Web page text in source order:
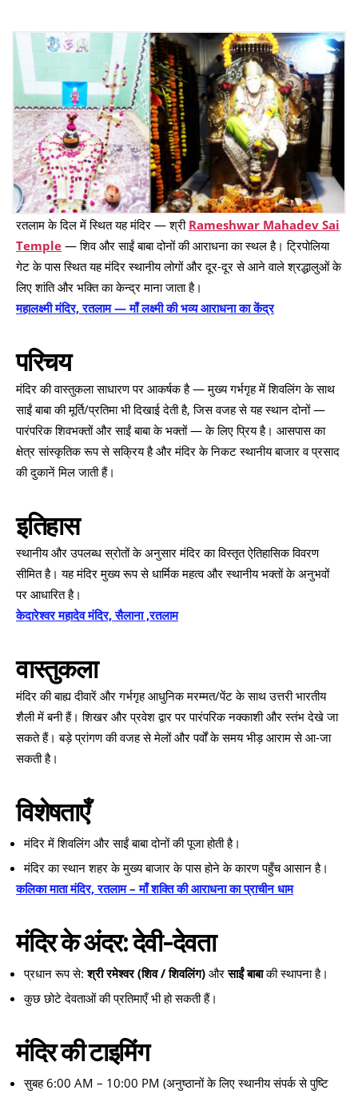
रतलाम के दिल में स्थित यह मंदिर — श्री Rameshwar Mahadev Sai
Temple — शिव और साईं बाबा दोनों की आराधना का स्थल है। ट्रिपोलिया
गेट के पास स्थित यह मंदिर स्थानीय लोगों और दूर-दूर से आने वाले श्रद्धालुओं के
लिए शांति और भक्ति का केन्द्र माना जाता है।
महालक्ष्मी मंदिर, रतलाम — माँ लक्ष्मी की भव्य आराधना का केंद्र
परिचय
मंदिर की वास्तुकला साधारण पर आकर्षक है — मुख्य गर्भगृह में शिवलिंग के साथ
साईं बाबा की मूर्ति/प्रतिमा भी दिखाई देती है, जिस वजह से यह स्थान दोनों —
पारंपरिक शिवभक्तों और साईं बाबा के भक्तों — के लिए प्रिय है। आसपास का
क्षेत्र सांस्कृतिक रूप से सक्रिय है और मंदिर के निकट स्थानीय बाजार व प्रसाद
की दुकानें मिल जाती हैं।
इतिहास
स्थानीय और उपलब्ध स्रोतों के अनुसार मंदिर का विस्तृत ऐतिहासिक विवरण
सीमित है। यह मंदिर मुख्य रूप से धार्मिक महत्व और स्थानीय भक्तों के अनुभवों
पर आधारित है।
केदारेश्वर महादेव मंदिर, सैलाना ,रतलाम
वास्तुकला
मंदिर की बाह्य दीवारें और गर्भगृह आधुनिक मरम्मत/पेंट के साथ उत्तरी भारतीय
शैली में बनी हैं। शिखर और प्रवेश द्वार पर पारंपरिक नक्काशी और स्तंभ देखे जा
सकते हैं। बड़े प्रांगण की वजह से मेलों और पर्वों के समय भीड़ आराम से आ-जा
सकती है।
विशेषताएँ
मंदिर में शिवलिंग और साईं बाबा दोनों की पूजा होती है।
मंदिर का स्थान शहर के मुख्य बाजार के पास होने के कारण पहुँच आसान है।
कलिका माता मंदिर, रतलाम – माँ शक्ति की आराधना का प्राचीन धाम
मंदिर के अंदर: देवी-देवता
प्रधान रूप से:श्री रमेश्वर (शिव / शिवलिंग) औरसाईं बाबाकी स्थापना है।
कुछ छोटे देवताओं की प्रतिमाएँ भी हो सकती हैं।
मंदिर की टाइमिंग
सुबह 6:00 AM – 10:00 PM (अनुष्ठानों के लिए स्थानीय संपर्क से पुष्टि